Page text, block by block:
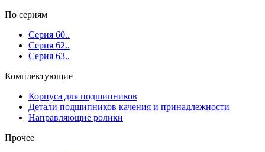
По сериям
Серия 60..
Серия 62..
Серия 63..
Комплектующие
Корпуса для подшипников
Детали подшипников качения и принадлежности
Направляющие ролики
Прочее